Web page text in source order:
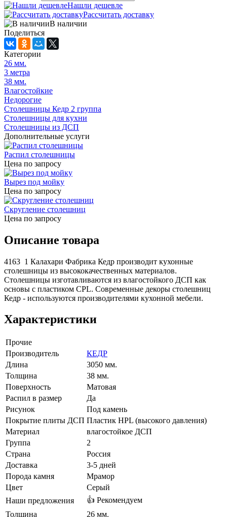
Нашли дешевле
Рассчитать доставку
В наличии
Поделиться
Категории
26 мм.
3 метра
38 мм.
Влагостойкие
Недорогие
Столешницы Кедр 2 группа
Столешницы для кухни
Столешницы из ДСП
Дополнительные услуги
Распил столешницы
Цена по запросу
Вырез под мойку
Цена по запросу
Скругление столешниц
Цена по запросу
Описание товара
4163 1 Калахари Фабрика Кедр производит кухонные
столешницы из высококачественных материалов.
Столешницы изготавливаются из влагостойкого ДСП как
основы с пластиком CPL. Современные декоры столешниц
Кедр - используются производителями кухонной мебели.
Характеристики
Прочие
Производитель
КЕДР
Длина
3050 мм.
Толщина
38 мм.
Поверхность
Матовая
Распил в размер
Да
Рисунок
Под камень
Покрытие плиты ДСП Пластик HPL (высокого давления)
Материал
влагостойкое ДСП
Группа
2
Страна
Россия
Доставка
3-5 дней
Порода камня
Мрамор
Цвет
Серый
Наши предложения
👍 Рекомендуем
Толщина
26 мм.